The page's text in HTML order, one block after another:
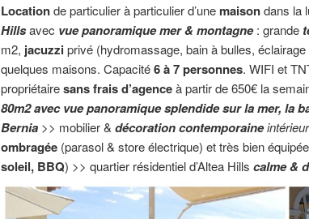
Locationde particulier à particulier d’une maisondans la
Hillsavec vue panoramique mer& montagne: grande
m2, jacuzziprivé (hydromassage, bain à bulles, éclairage
quelques maisons. Capacité6 à 7 personnes. WIFI et
propriétairesans frais d’agenceà partir de 650€ la
80m2 avec vue panoramique splendide sur la mer, la
Bernia >> mobilier & décoration contemporaine
ombragée (parasol & store électrique) et très bien
soleil, BBQ) >> quartier résidentiel d’Altea Hills calme &